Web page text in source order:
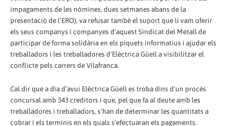
impagaments de les nòmines, dues setmanes abans de la
presentació de l’ERO), va refusar també el suport que li vam oferir
els seus companys i companyes d'aquest Sindicat del Metall de
participar de forma solidària en els piquets informatius i ajudar els
treballadors i les treballadores d'Elèctrica Güell a visibilitzar el
conflicte pels carrers de Vilafranca.
Cal dir que a dia d’avui Elèctrica Güell es troba dins d’un procés
concursal amb 343 creditors i que, pel que fa al deute amb les
treballadores i treballadors, s’han de determinar les quantitats a
cobrar i els terminis en els quals s’efectuaran els pagaments.